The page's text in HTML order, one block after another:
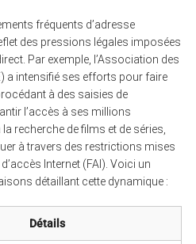
fréquents d’adresse
des pressions légales imposées
Par exemple, l’Association des
a intensifié ses efforts pour faire
à des saisies de
l’accès à ses millions
recherche de films et de séries,
à travers des restrictions mises
Internet (FAI). Voici un
détaillant cette dynamique :
Détails